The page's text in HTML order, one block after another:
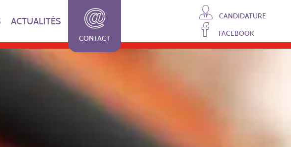
ACTUALITÉS
CONTACT
CANDIDATURE
FACEBOOK